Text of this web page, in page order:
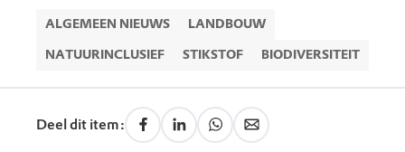
ALGEMEEN NIEUWS
LANDBOUW
NATUURINCLUSIEF
STIKSTOF BIODIVERSITEIT
Deel dit item: